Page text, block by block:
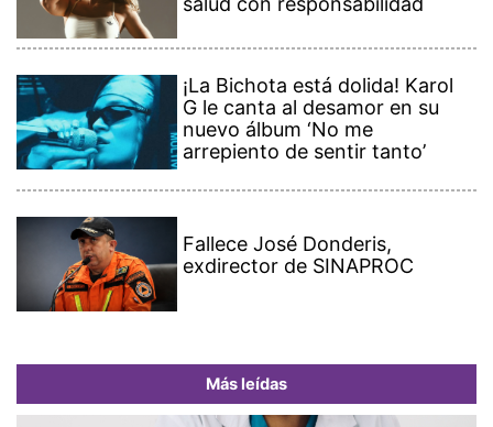
¡La Bichota está dolida! Karol
G le canta al desamor en su
nuevo álbum ‘No me
arrepiento de sentir tanto’
Fallece José Donderis,
exdirector de SINAPROC
Más leídas